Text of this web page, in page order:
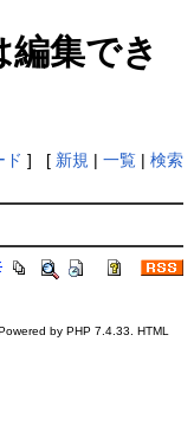
編集でき
ド ] [ 新規 | 一覧| 検索
by PHP 7.4.33. HTML